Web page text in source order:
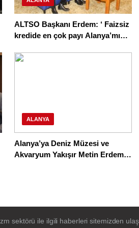
ALTSO Başkanı Erdem: ‘ Faizsiz
kredide en çok payı Alanya’mız
ALANYA
Alanya’ya Deniz Müzesi ve
Akvaryum Yakışır Metin Erdem
sektörü ile ilgili haberleri sitemizden